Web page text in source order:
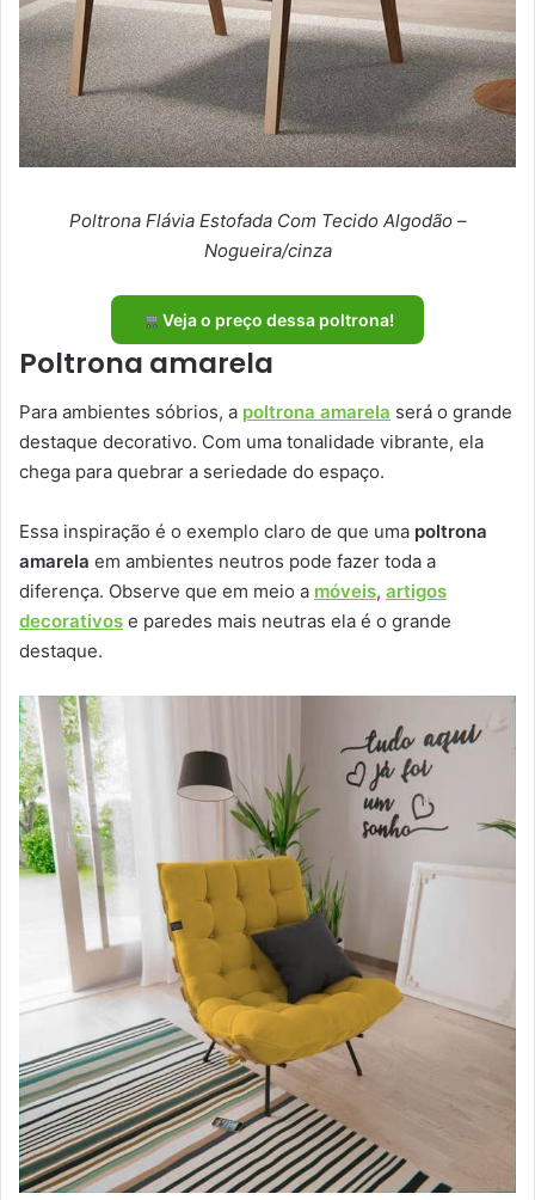
Poltrona Flávia Estofada Com Tecido Algodão –
Nogueira/cinza
Veja o preço dessa poltrona!
Poltrona amarela
Para ambientes sóbrios, a poltrona amarela será o grande
destaque decorativo. Com uma tonalidade vibrante, ela
chega para quebrar a seriedade do espaço.
Essa inspiração é o exemplo claro de que uma poltrona
amarela em ambientes neutros pode fazer toda a
diferença. Observe que em meio a móveis, artigos
decorativos e paredes mais neutras ela é o grande
destaque.